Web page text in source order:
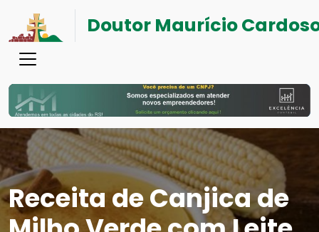
Doutor Maurício
Receita de Canjica de